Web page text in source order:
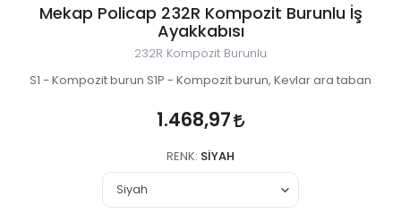
Mekap Policap 232R Kompozit Burunlu İş
Ayakkabısı
232R Kompozit Burunlu
S1 - Kompozit burun S1P - Kompozit burun, Kevlar ara taban
1.468,97
RENK: SIYAH